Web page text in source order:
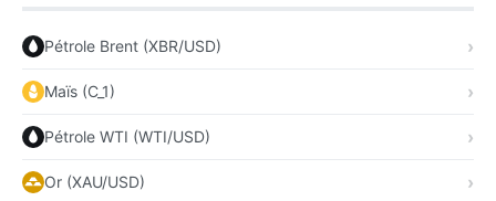
Pétrole Brent (XBR/USD)
Maïs (C_1)
Pétrole WTI (WTI/USD)
Or (XAU/USD)